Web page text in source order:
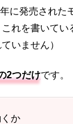
に発売された
これを書いて
いません）
2つだけです。
か